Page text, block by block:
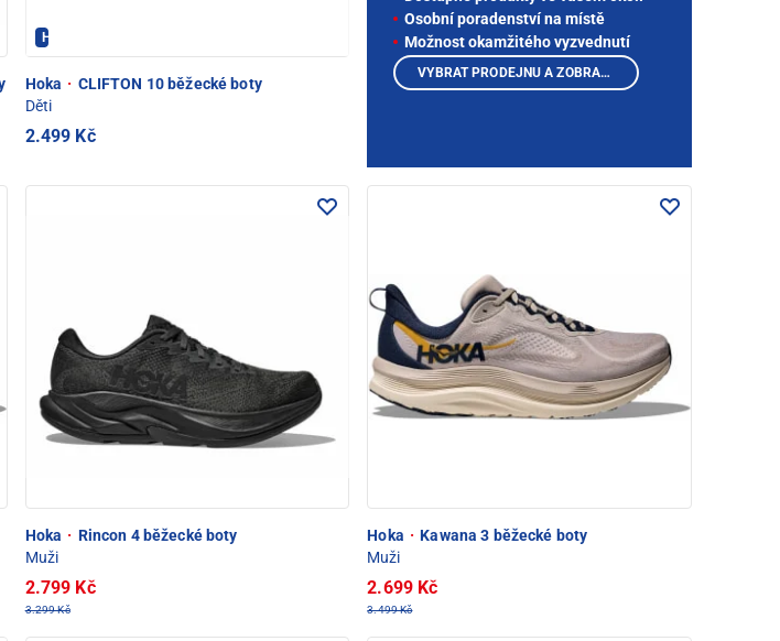
Hoka - PEC POD SNĚŽKOU
Hoka · CLIFTON 10 běžecké boty
Děti
2.499 Kč
Hoka · Rincon 4 běžecké boty
Muži
2.799 Kč
3.299 Kč
Hoka · Kawana 3 běžecké boty
Muži
2.699 Kč
3.499 Kč
Osobní poradenství na místě
Možnost okamžitého vyzvednutí
VYBRAT PRODEJNU A ZOBRAZIT PRODUKTY